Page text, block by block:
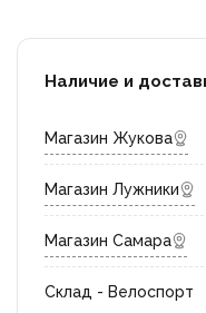
Наличие и
Магазин Жукова
Магазин Лужники
Магазин Самара
Склад - Велоспорт